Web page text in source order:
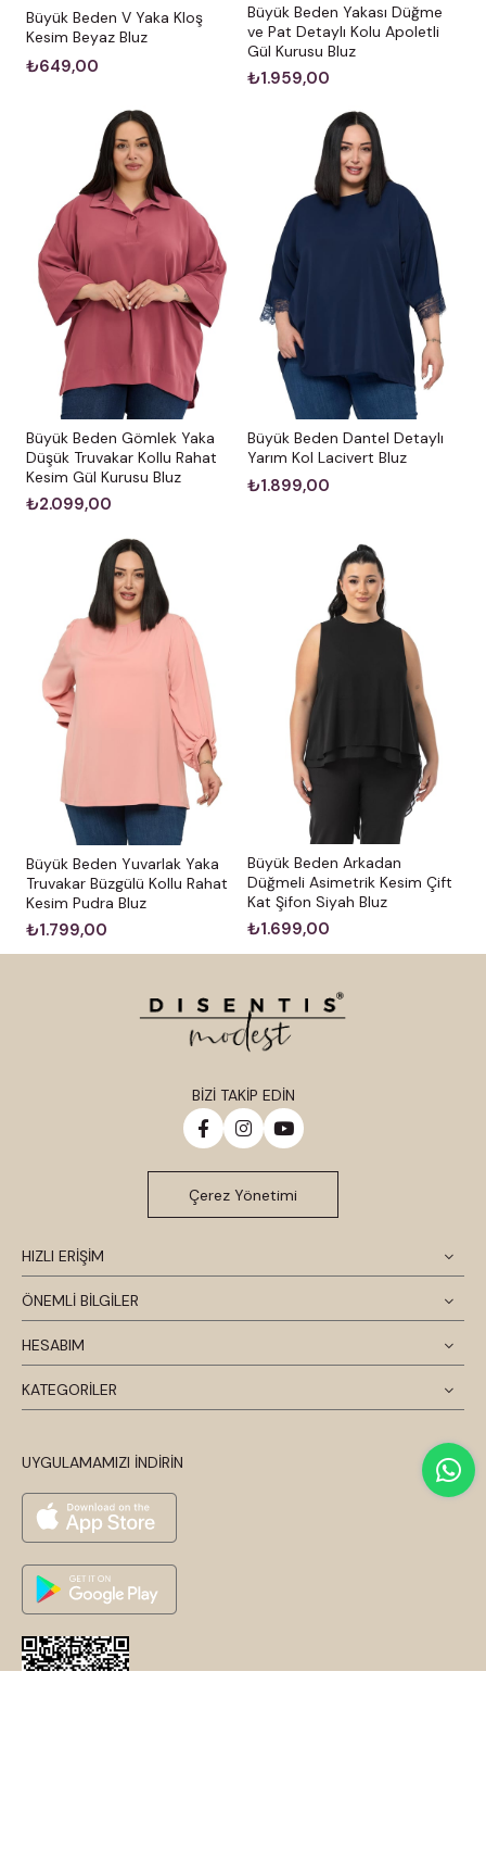
Büyük Beden V Yaka Kloş
Kesim Beyaz Bluz
₺649,00
Büyük Beden Yakası Düğme
ve Pat Detaylı Kolu Apoletli
Gül Kurusu Bluz
₺1.959,00
Büyük Beden Gömlek Yaka
Düşük Truvakar Kollu Rahat
Kesim Gül Kurusu Bluz
₺2.099,00
Büyük Beden Dantel Detaylı
Yarım Kol Lacivert Bluz
₺1.899,00
Büyük Beden Yuvarlak Yaka
Truvakar Büzgülü Kollu Rahat
Kesim Pudra Bluz
₺1.799,00
Büyük Beden Arkadan
Düğmeli Asimetrik Kesim Çift
Kat Şifon Siyah Bluz
₺1.699,00
HIZLI ERİŞİM
ÖNEMLİ BİLGİLER
HESABIM
KATEGORİLER
UYGULAMAMIZI İNDİRİN
BİZİ TAKİP EDİN
Çerez Yönetimi